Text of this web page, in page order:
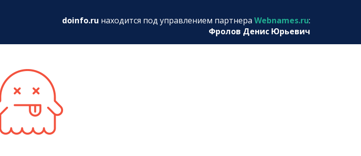
doinfo.ru находится под управлением партнера Webnames.ru:
Фролов Денис Юрьевич